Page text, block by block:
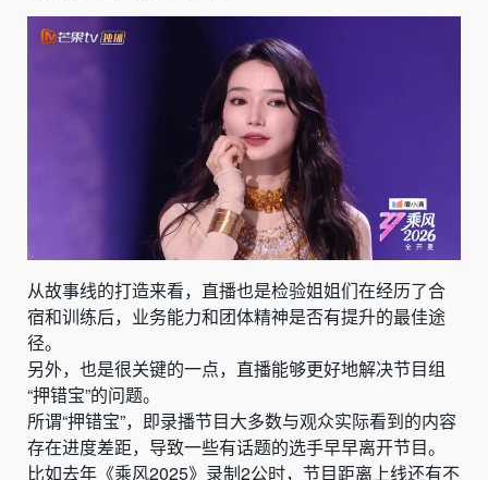
从故事线的打造来看，直播也是检验姐姐们在经历了合
宿和训练后，业务能力和团体精神是否有提升的最佳途
径。
另外，也是很关键的一点，直播能够更好地解决节目组
“押错宝”的问题。
所谓“押错宝”，即录播节目大多数与观众实际看到的内容
存在进度差距，导致一些有话题的选手早早离开节目。
比如去年《乘风2025》录制2公时，节目距离上线还有不